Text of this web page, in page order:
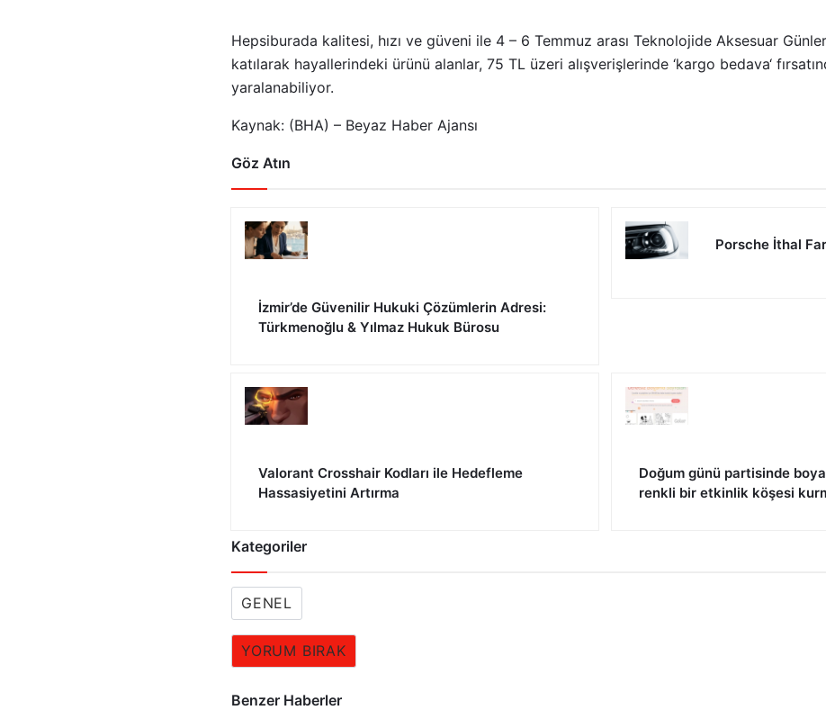
Hepsiburada kalitesi, hızı ve güveni ile 4 – 6 Temmuz arası Teknolojide Aksesuar
katılarak hayallerindeki ürünü alanlar, 75 TL üzeri alışverişlerinde ‘kargo bedava‘
yaralanabiliyor.
Kaynak: (BHA) – Beyaz Haber Ajansı
Göz Atın
İzmir’de Güvenilir Hukuki Çözümlerin Adresi:
Türkmenoğlu & Yılmaz Hukuk Bürosu
Porsche İthal
Valorant Crosshair Kodları ile Hedefleme
Hassasiyetini Artırma
Doğum günü partisinde
renkli bir etkinlik köşesi
Kategoriler
GENEL
YORUM BIRAK
Benzer Haberler